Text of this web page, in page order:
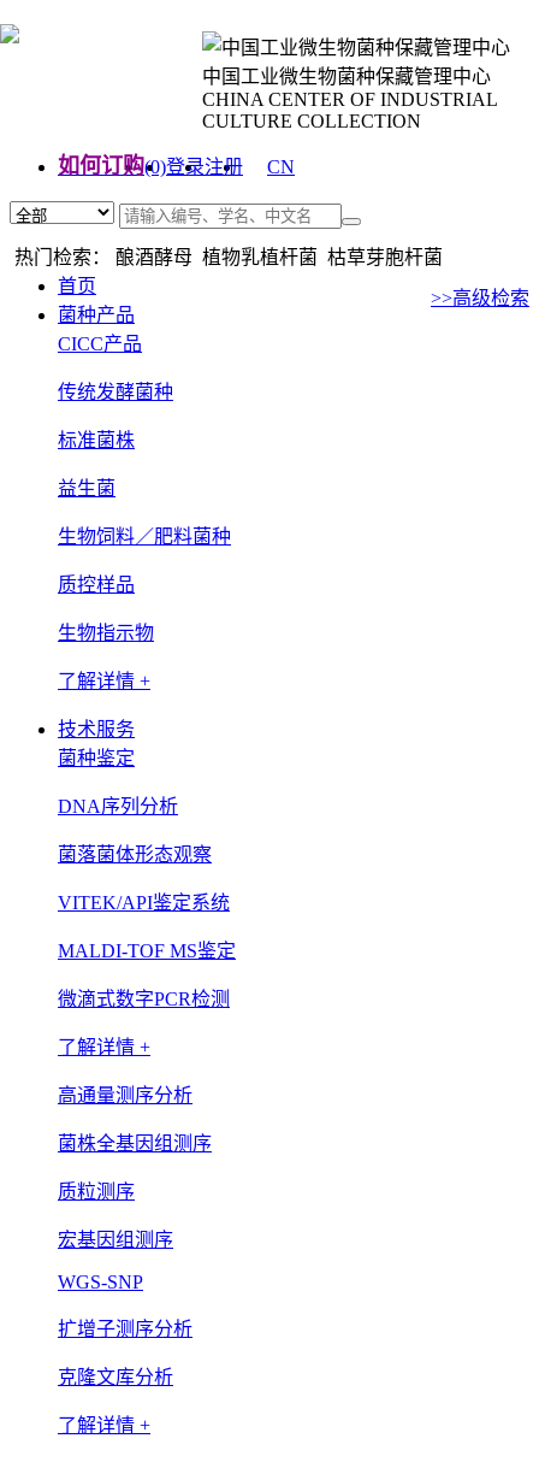
中国工业微生物菌种保藏管理中心
CHINA CENTER OF INDUSTRIAL
CULTURE COLLECTION
如何订购(0)登录注册
CN
热门检索： 酿酒酵母 植物乳植杆菌 枯草芽胞杆菌
>>高级检索
首页
菌种产品
CICC产品
传统发酵菌种
标准菌株
益生菌
生物饲料／肥料菌种
质控样品
生物指示物
了解详情 +
技术服务
菌种鉴定
DNA序列分析
菌落菌体形态观察
VITEK/API鉴定系统
MALDI-TOF MS鉴定
微滴式数字PCR检测
了解详情 +
高通量测序分析
菌株全基因组测序
质粒测序
宏基因组测序
WGS-SNP
扩增子测序分析
克隆文库分析
了解详情 +